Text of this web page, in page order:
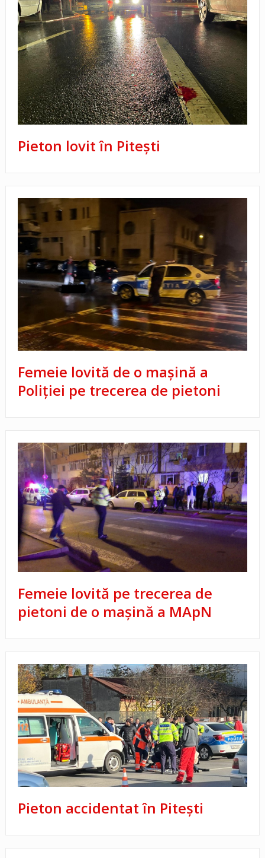
Pieton lovit în Pitești
Femeie lovită de o mașină a
Poliției pe trecerea de pietoni
Femeie lovită pe trecerea de
pietoni de o mașină a MApN
Pieton accidentat în Pitești